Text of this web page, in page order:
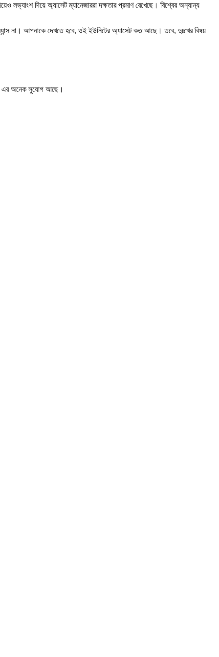
লভ্যাংশ দিয়ে অ্যাসেট ম্যানেজাররা দক্ষতার প্রমাণ রেখেছে। বিশ্বের অন্যান্য
না। আপনাকে দেখতে হবে, ওই ইউনিটের অ্যাসেট কত আছে। তবে, দুঃখের বিষয়
এর অনেক সুযোগ আছে।